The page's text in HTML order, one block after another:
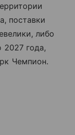
поставки
либо
2027 года,
Чемпион.